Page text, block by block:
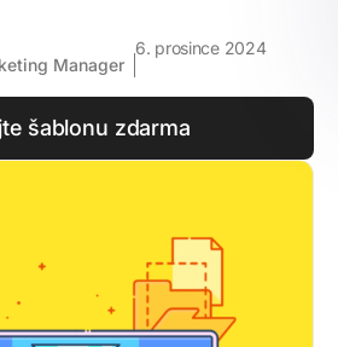
Manager
6. prosince 2024
šablonu zdarma